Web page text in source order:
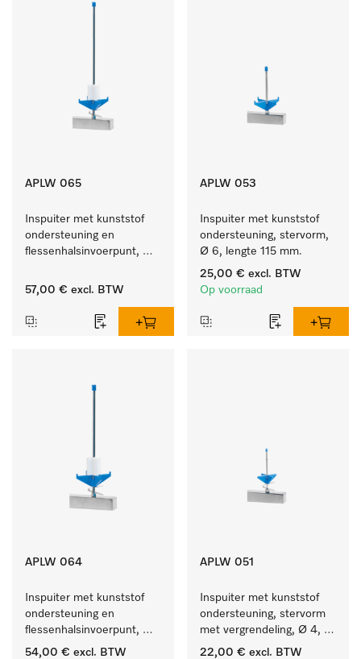
APLW 065
Inspuiter met kunststof
ondersteuning en
flessenhalsinvoerpunt,
57,00 € excl. BTW
APLW 053
Inspuiter met kunststof
ondersteuning, stervorm,
Ø 6, lengte 115 mm.
25,00 € excl. BTW
Op voorraad
APLW 064
Inspuiter met kunststof
ondersteuning en
flessenhalsinvoerpunt,
ster, Ø 6, lengte 225 mm.
54,00 € excl. BTW
APLW 051
Inspuiter met kunststof
ondersteuning, stervorm
met vergrendeling, Ø 4,
lengte 110 mm.
22,00 € excl. BTW